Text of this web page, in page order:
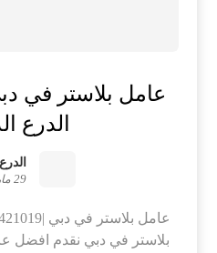
الدرع
29 مارس، 2023
بلاستر في دبي نقدم افضل